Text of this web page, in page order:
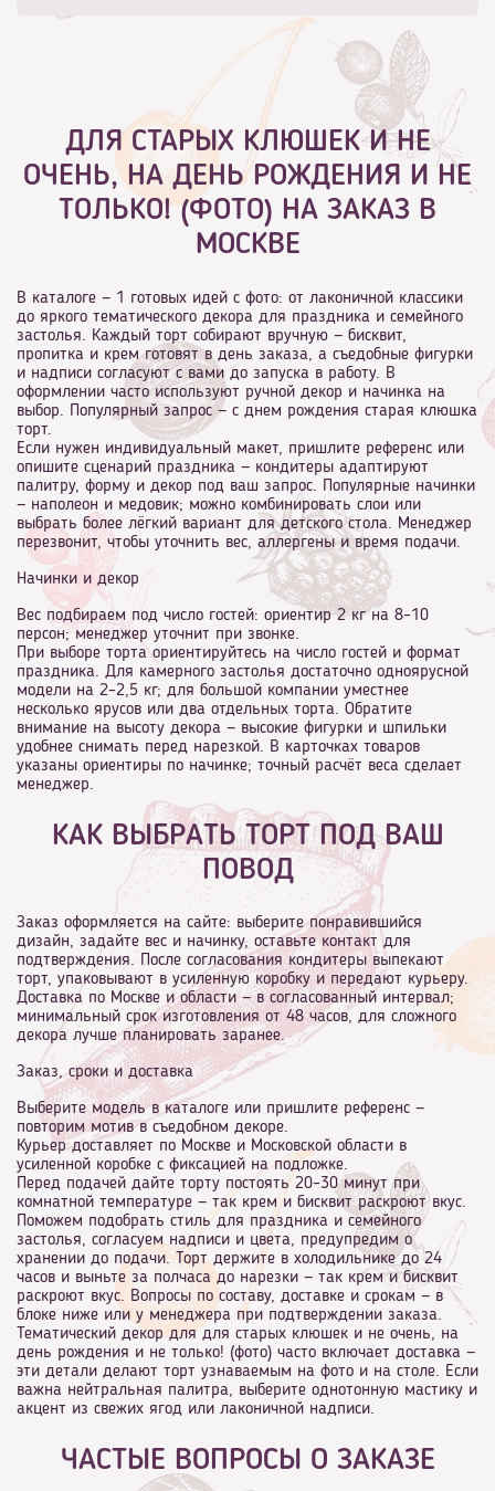
ДЛЯ СТАРЫХ КЛЮШЕК И НЕ
ОЧЕНЬ, НА ДЕНЬ РОЖДЕНИЯ И НЕ
ТОЛЬКО! (ФОТО) НА ЗАКАЗ В
МОСКВЕ
В каталоге — 1 готовых идей с фото: от лаконичной классики
до яркого тематического декора для праздника и семейного
застолья. Каждый торт собирают вручную — бисквит,
пропитка и крем готовят в день заказа, а съедобные фигурки
и надписи согласуют с вами до запуска в работу. В
оформлении часто используют ручной декор и начинка на
выбор. Популярный запрос — с днем рождения старая клюшка
торт.
Если нужен индивидуальный макет, пришлите референс или
опишите сценарий праздника — кондитеры адаптируют
палитру, форму и декор под ваш запрос. Популярные начинки
— наполеон и медовик; можно комбинировать слои или
выбрать более лёгкий вариант для детского стола. Менеджер
перезвонит, чтобы уточнить вес, аллергены и время подачи.
Начинки и декор
Вес подбираем под число гостей: ориентир 2 кг на 8–10
персон; менеджер уточнит при звонке.
При выборе торта ориентируйтесь на число гостей и формат
праздника. Для камерного застолья достаточно одноярусной
модели на 2–2,5 кг; для большой компании уместнее
несколько ярусов или два отдельных торта. Обратите
внимание на высоту декора — высокие фигурки и шпильки
удобнее снимать перед нарезкой. В карточках товаров
указаны ориентиры по начинке; точный расчёт веса сделает
менеджер.
КАК ВЫБРАТЬ ТОРТ ПОД ВАШ
ПОВОД
Заказ оформляется на сайте: выберите понравившийся
дизайн, задайте вес и начинку, оставьте контакт для
подтверждения. После согласования кондитеры выпекают
торт, упаковывают в усиленную коробку и передают курьеру.
Доставка по Москве и области — в согласованный интервал;
минимальный срок изготовления от 48 часов, для сложного
декора лучше планировать заранее.
Заказ, сроки и доставка
Выберите модель в каталоге или пришлите референс —
повторим мотив в съедобном декоре.
Курьер доставляет по Москве и Московской области в
усиленной коробке с фиксацией на подложке.
Перед подачей дайте торту постоять 20–30 минут при
комнатной температуре — так крем и бисквит раскроют вкус.
Поможем подобрать стиль для праздника и семейного
застолья, согласуем надписи и цвета, предупредим о
хранении до подачи. Торт держите в холодильнике до 24
часов и выньте за полчаса до нарезки — так крем и бисквит
раскроют вкус. Вопросы по составу, доставке и срокам — в
блоке ниже или у менеджера при подтверждении заказа.
Тематический декор для для старых клюшек и не очень, на
день рождения и не только! (фото) часто включает доставка —
эти детали делают торт узнаваемым на фото и на столе. Если
важна нейтральная палитра, выберите однотонную мастику и
акцент из свежих ягод или лаконичной надписи.
ЧАСТЫЕ ВОПРОСЫ О ЗАКАЗЕ